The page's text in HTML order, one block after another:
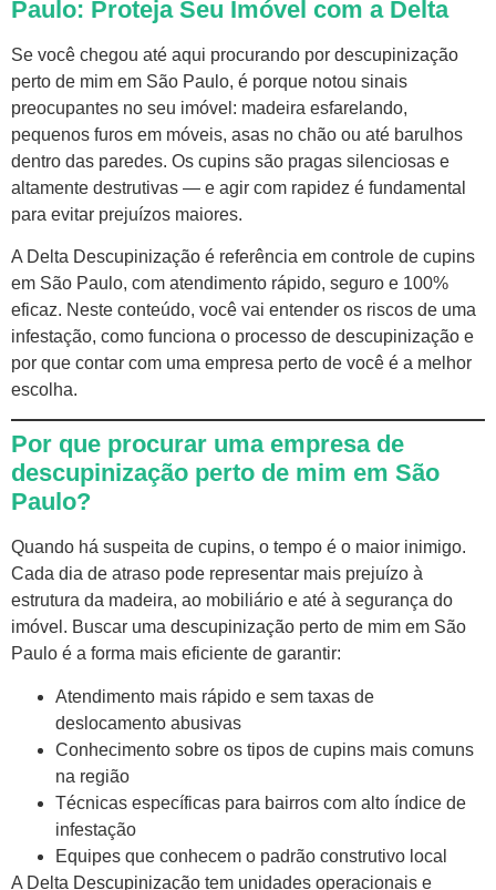
Paulo: Proteja Seu Imóvel com a Delta
Se você chegou até aqui procurando por descupinização
perto de mim em São Paulo, é porque notou sinais
preocupantes no seu imóvel: madeira esfarelando,
pequenos furos em móveis, asas no chão ou até barulhos
dentro das paredes. Os cupins são pragas silenciosas e
altamente destrutivas — e agir com rapidez é fundamental
para evitar prejuízos maiores.
A Delta Descupinização é referência em controle de cupins
em São Paulo, com atendimento rápido, seguro e 100%
eficaz. Neste conteúdo, você vai entender os riscos de uma
infestação, como funciona o processo de descupinização e
por que contar com uma empresa perto de você é a melhor
escolha.
Por que procurar uma empresa de
descupinização perto de mim em São
Paulo?
Quando há suspeita de cupins, o tempo é o maior inimigo.
Cada dia de atraso pode representar mais prejuízo à
estrutura da madeira, ao mobiliário e até à segurança do
imóvel. Buscar uma descupinização perto de mim em São
Paulo é a forma mais eficiente de garantir:
Atendimento mais rápido e sem taxas de
deslocamento abusivas
Conhecimento sobre os tipos de cupins mais comuns
na região
Técnicas específicas para bairros com alto índice de
infestação
Equipes que conhecem o padrão construtivo local
A Delta Descupinização tem unidades operacionais e